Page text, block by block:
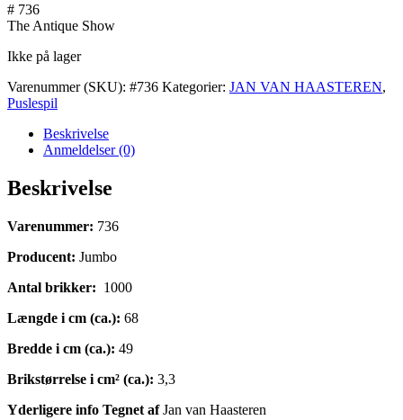
# 736
The Antique Show
Ikke på lager
Varenummer (SKU): #736 Kategorier: JAN VAN HAASTEREN,
Puslespil
Beskrivelse
Anmeldelser (0)
Beskrivelse
Varenummer: 736
Producent: Jumbo
Antal brikker: 1000
Længde i cm (ca.): 68
Bredde i cm (ca.): 49
Brikstørrelse i cm² (ca.): 3,3
Yderligere info Tegnet afJan van Haasteren